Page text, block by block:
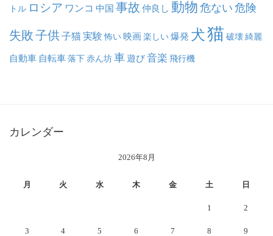
トル ロシア ワンコ 中国 事故 仲良し 動物 危ない 危険
失敗子供子猫実験 怖い映画楽しい爆発 犬猫 破壊綺麗
自動車 自転車落下赤ん坊車遊び音楽 飛行機
カレンダー
2026年8月
月 火 水 木 金 土 日
1 2
3 4 5 6 7 8 9